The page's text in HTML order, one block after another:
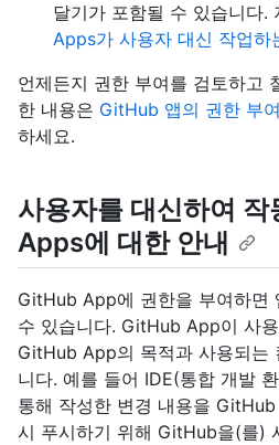
달기가 포함될 수 있습니다.
Apps가 사용자 대신 작업하
언제든지 권한 부여를 검토하고
한 내용은 GitHub 앱의 권한 부
하세요.
사용자를 대신하여
Apps에 대한 안내
GitHub App에 권한을 부여하면
수 있습니다. GitHub App이 사
GitHub App의 목적과 사용되는
니다. 예를 들어 IDE(통합 개발
통해 작성한 변경 내용을
시 푸시하기 위해 GitHub을(를)